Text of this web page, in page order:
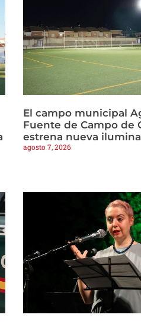
El campo municipal
Fuente de Campo de
estrena nueva
agosto 7, 2026